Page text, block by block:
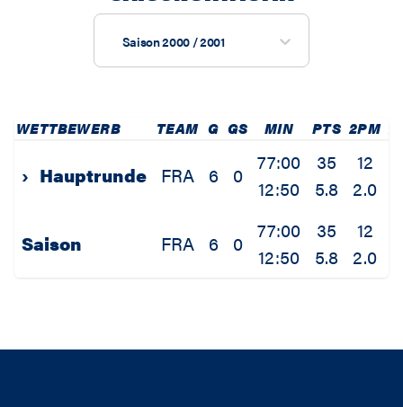
Saison 2000 / 2001
WETTBEWERB TEAM G GS MIN PTS 2PM
› Hauptrunde FRA 6 0
77:00
12:50
35
5.8
12
2.0
Saison FRA 6 0
77:00
12:50
35
5.8
12
2.0